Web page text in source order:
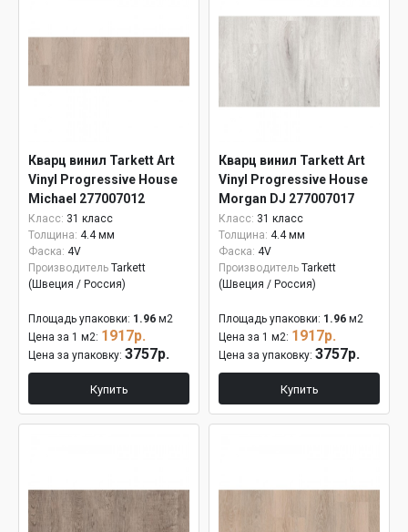
Кварц винил Tarkett Art
Vinyl Progressive House
Michael 277007012
Класс: 31 класс
Толщина: 4.4 мм
Фаска: 4V
Производитель Tarkett
(Швеция / Россия)
Площадь упаковки: 1.96 м2
Цена за 1 м2: 1917р.
Цена за упаковку: 3757р.
Купить
Кварц винил Tarkett Art
Vinyl Progressive House
Morgan DJ 277007017
Класс: 31 класс
Толщина: 4.4 мм
Фаска: 4V
Производитель Tarkett
(Швеция / Россия)
Площадь упаковки: 1.96 м2
Цена за 1 м2: 1917р.
Цена за упаковку: 3757р.
Купить